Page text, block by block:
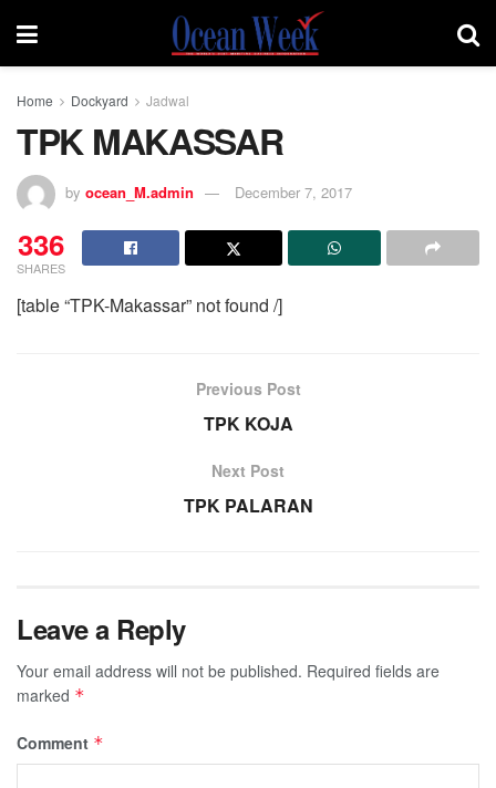
Home Dockyard Jadwal
TPK MAKASSAR
by ocean_M.admin December 7, 2017
336
SHARES
[table “TPK-Makassar” not found /]
Previous Post
TPK KOJA
Next Post
TPK PALARAN
Leave a Reply
Your email address will not be published. Required fields are
marked *
Comment *